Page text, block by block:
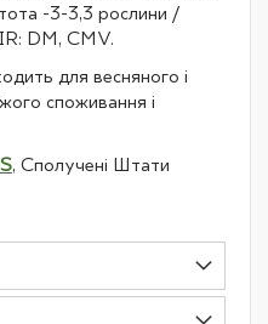
-3-3,3 рослини /
IR: DМ, CMV.
для весняного і
споживання і
, Сполучені Штати